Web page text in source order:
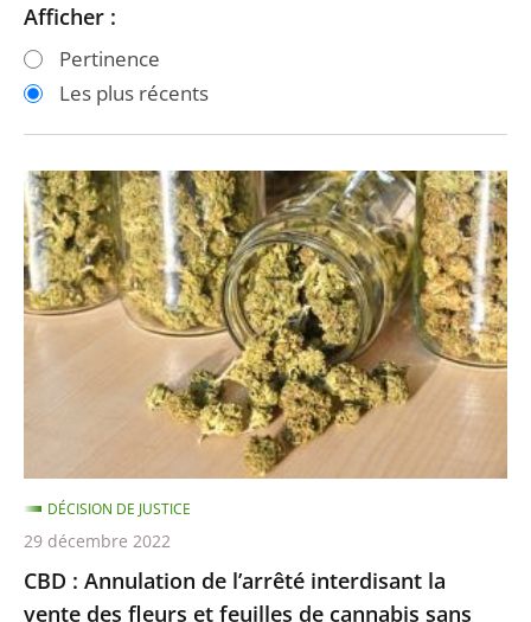
Passer
les
filtres
après
Passer
les
filtres
avant
Afficher :
Pertinence
Les plus récents
CBD
:
Annulation
de
l’arrêté
fleurs
et
feuilles
de
CBD : Annulation de l’arrêté interdisant la
vente des fleurs et feuilles de cannabis sans
DÉCISION DE JUSTICE
29 décembre 2022